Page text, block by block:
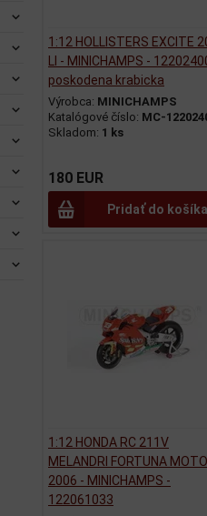
1:12 HOLLISTERS EXCITE
LI - MINICHAMPS -
poskodena krabicka
Výrobca: MINICHAMPS
Katalógové číslo: MC-
Skladom: 1 ks
180 EUR
Pridať do košíka
1:12 HONDA RC 211V
MELANDRI FORTUNA
2006 - MINICHAMPS -
122061033